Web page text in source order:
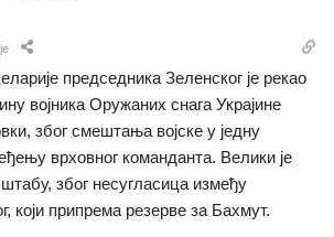
председника Зеленског је рекао
војника Оружаних снага Украјине
због смештања војске у једну
врховног команданта. Велики је
због несугласица између
који припрема резерве за Бахмут.